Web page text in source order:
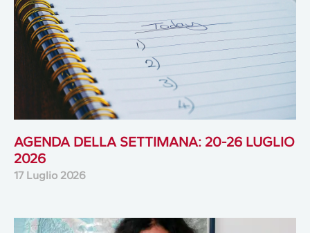
AGENDA DELLA SETTIMANA: 20-26 LUGLIO
2026
17 Luglio 2026